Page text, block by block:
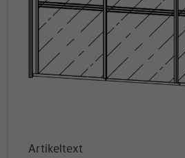
Artikeltext